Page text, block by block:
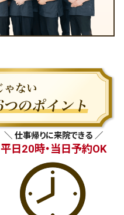
＼ 仕事帰りに来院できる ／
平日20時・当日予約OK